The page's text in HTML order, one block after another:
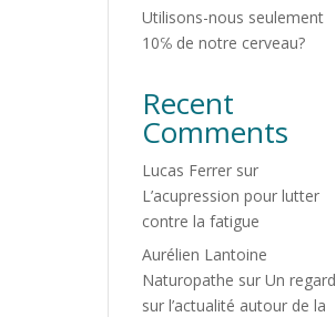
Utilisons-nous seulement
10℅ de notre cerveau?
Recent
Comments
Lucas Ferrer sur
L’acupression pour lutter
contre la fatigue
Aurélien Lantoine
Naturopathe surUn regard
sur l’actualité autour de la